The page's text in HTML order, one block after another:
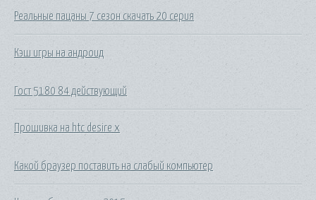
Реальные пацаны 7 сезон скачать 20 серия
Кэш игры на андроид
Гост 5180 84 действующий
Прошивка на htc desire x
Какой браузер поставить на слабый компьютер